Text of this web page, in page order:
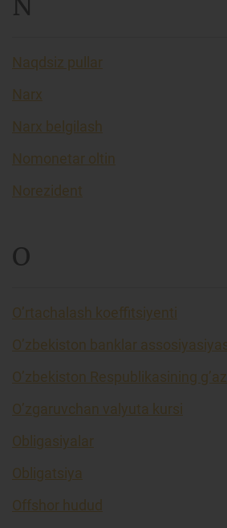
N
Naqdsiz pullar
Narx
Narx belgilash
Nomonetar oltin
Norezident
O
O’rtachalash koeffitsiyenti
O’zbekiston banklar
O’zbekiston Respublikasining
O’zgaruvchan valyuta kursi
Obligasiyalar
Obligatsiya
Offshor hudud